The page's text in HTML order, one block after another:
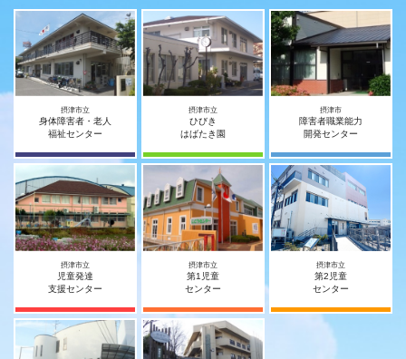
摂津市立
身体障害者・老人
福祉センター
摂津市立
ひびき
はばたき園
摂津市
障害者職業能力
開発センター
摂津市立
児童発達
支援センター
摂津市立
第1児童
センター
摂津市立
第2児童
センター